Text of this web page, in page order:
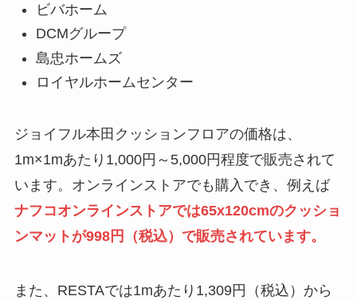
ビバホーム
DCMグループ
島忠ホームズ
ロイヤルホームセンター
ジョイフル本田クッションフロアの価格は、
1m×1mあたり1,000円～5,000円程度で販売されて
います。オンラインストアでも購入でき、例えば
ナフコオンラインストアでは65x120cmのクッショ
ンマットが998円（税込）で販売されています。
また、RESTAでは1mあたり1,309円（税込）から